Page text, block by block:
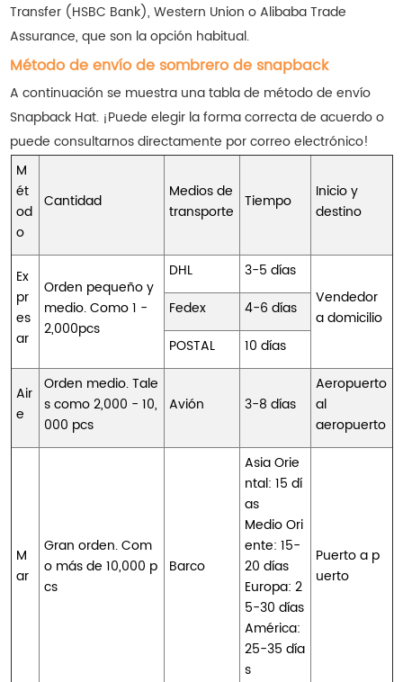
Transfer (HSBC Bank), Western Union o Alibaba Trade
Assurance, que son la opción habitual.
Método de envío de sombrero de snapback
A continuación se muestra una tabla de método de envío
Snapback Hat. ¡Puede elegir la forma correcta de acuerdo o
puede consultarnos directamente por correo electrónico!
M
ét
od
o
Cantidad
Medios de
transporte
Tiempo
Inicio y
destino
Ex
pr
es
ar
Orden pequeño y
medio. Como 1 -
2,000pcs
DHL
3-5 días
Vendedor
a domicilio
Fedex
4-6 días
POSTAL
10 días
Air
e
Orden medio. Tale
s como 2,000 - 10,
000 pcs
Avión 3-8 días
Aeropuerto
al
aeropuerto
M
ar
Gran orden. Com
o más de 10,000 p
cs
Barco
Asia Orie
ntal: 15 dí
as
Medio Ori
ente: 15-
20 días
Europa: 2
5-30 días
América:
25-35 día
s
Puerto a p
uerto